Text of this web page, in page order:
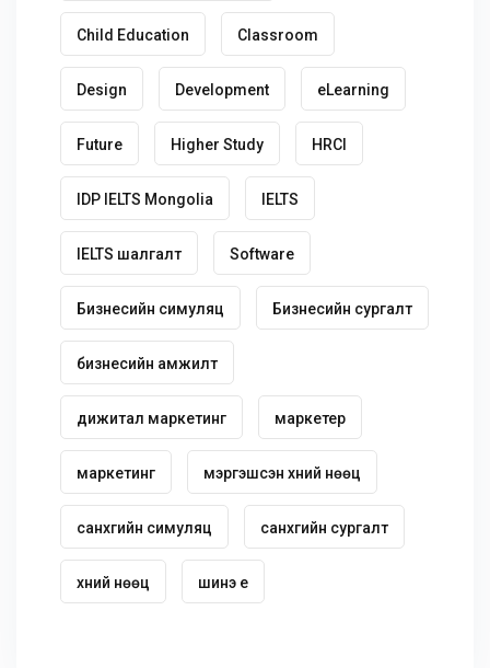
Child Education Classroom
Design Development eLearning
Future Higher Study HRCI
IDP IELTS Mongolia IELTS
IELTS шалгалт Software
Бизнесийн симуляц Бизнесийн сургалт
бизнесийн амжилт
дижитал маркетинг маркетер
маркетинг мэргэшсэн хүний нөөц
санхүүгийн симуляц санхүүгийн сургалт
хүний нөөц шинэ үе